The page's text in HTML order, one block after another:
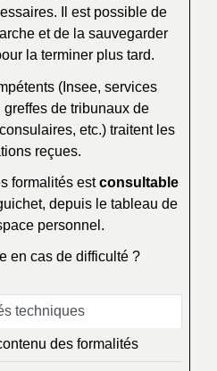
Il est possible de
et de la sauvegarder
la terminer plus tard.
(Insee, services
de tribunaux de
etc.) traitent les
reçues.
formalités estconsultable
depuis le tableau de
personnel.
en cas de difficulté ?
techniques
des formalités